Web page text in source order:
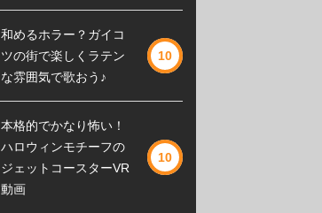
和めるホラー？ガイコ
ツの街で楽しくラテン
な雰囲気で歌おう♪
10
本格的でかなり怖い！
ハロウィンモチーフの
ジェットコースターVR
動画
10